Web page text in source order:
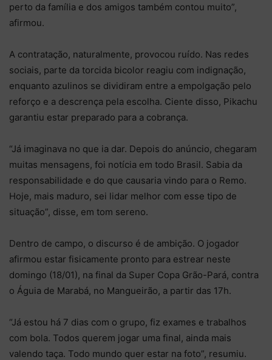
perto da família e dos amigos também contou muito”,
afirmou.
A contratação, naturalmente, provocou ruído. Nas redes
sociais, parte da torcida bicolor reagiu com indignação,
enquanto azulinos se dividiram entre a empolgação pelo
reforço e a descrença pela escolha. Ciente disso, Pikachu
garantiu estar preparado para a cobrança.
“Já imaginava no que ia dar. Depois do anúncio, chegaram
muitas mensagens, foi notícia em todo Brasil. Sabia da
responsabilidade e do que causaria vindo para o Remo.
Hoje, mais maduro, sei lidar melhor com esse tipo de
situação”, disse, em tom sereno.
Dentro de campo, o discurso é de ambição. O jogador
afirmou estar fisicamente pronto para estrear neste
domingo (18/01), na final da Super Copa Grão-Pará, contra
o Águia de Marabá, no Mangueirão, a partir das 17h.
“Já estou há 7 dias com o grupo, fiz exames e trabalhos
com bola. Todos querem jogar uma final, ainda mais
valendo taça. Todo mundo quer estar na foto”, resumiu.